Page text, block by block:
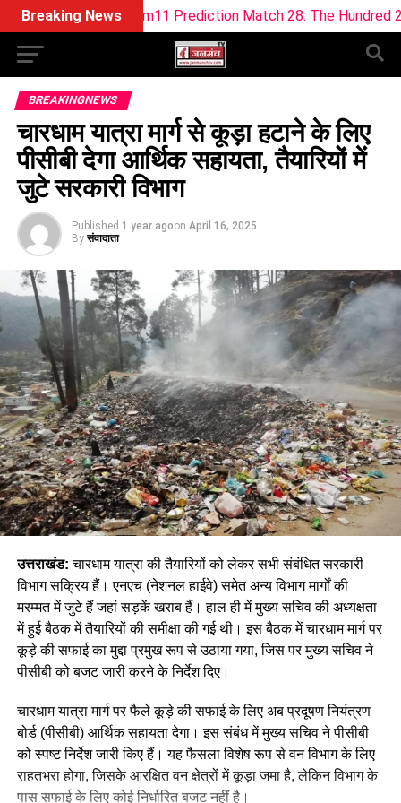
Breaking News
Dream11 Prediction Match 28: The Hundred 2026 (9 Aug)
BREAKINGNEWS
चारधाम यात्रा मार्ग से कूड़ा हटाने के लिए
पीसीबी देगा आर्थिक सहायता, तैयारियों में
जुटे सरकारी विभाग
Published 1 year agoon April 16, 2025
By संवादाता
उत्तराखंड:चारधाम यात्रा की तैयारियों को लेकर सभी संबंधित सरकारी
विभाग सक्रिय हैं। एनएच (नेशनल हाईवे) समेत अन्य विभाग मार्गों की
मरम्मत में जुटे हैं जहां सड़कें खराब हैं। हाल ही में मुख्य सचिव की अध्यक्षता
में हुई बैठक में तैयारियों की समीक्षा की गई थी। इस बैठक में चारधाम मार्ग पर
कूड़े की सफाई का मुद्दा प्रमुख रूप से उठाया गया, जिस पर मुख्य सचिव ने
पीसीबी को बजट जारी करने के निर्देश दिए।
चारधाम यात्रा मार्ग पर फैले कूड़े की सफाई के लिए अब प्रदूषण नियंत्रण
बोर्ड (पीसीबी) आर्थिक सहायता देगा। इस संबंध में मुख्य सचिव ने पीसीबी
को स्पष्ट निर्देश जारी किए हैं। यह फैसला विशेष रूप से वन विभाग के लिए
राहतभरा होगा, जिसके आरक्षित वन क्षेत्रों में कूड़ा जमा है, लेकिन विभाग के
पास सफाई के लिए कोई निर्धारित बजट नहीं है।